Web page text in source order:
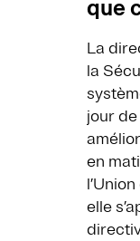
que
La
la
jour
en
elle